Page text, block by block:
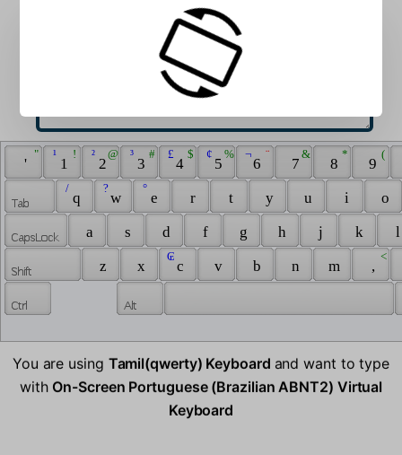
the box:
'
"
1
!
¹
2
@
²
3
#
³
4
$
£
5
%
¢
6
¨
¬
7
&
8
*
9
(
q
/
w
?
e
°
r t y u i
o
a
s d f g h j k
z
x c
₢
v b n m ,
<
You are using Tamil(qwerty) Keyboard and want to type
with On-Screen Portuguese (Brazilian ABNT2) Virtual
Keyboard